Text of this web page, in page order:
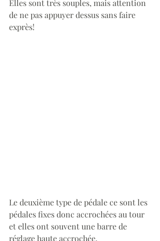
Elles sont très souples, mais attention
de ne pas appuyer dessus sans faire
exprès!
Le deuxième type de pédale ce sont les
pédales fixes donc accrochées au tour
et elles ont souvent une barre de
réglage haute accrochée.